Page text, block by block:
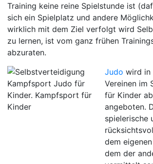
Training keine reine Spielstunde ist
sich ein Spielplatz und andere
wirklich mit dem Ziel verfolgt wird
zu lernen, ist vom ganz frühen
abzuraten.
Judo wird in
Vereinen im
für Kinder
angeboten.
spielerische
dem
dem der